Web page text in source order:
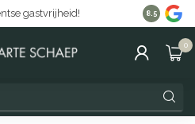
gastvrijheid! Gratis
8.5
0